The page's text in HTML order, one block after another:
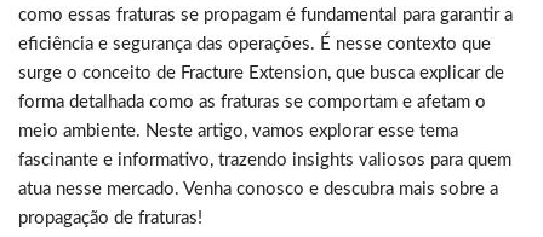
como essas fraturas se propagam é fundamental para garantir a
eficiência e segurança das operações. É nesse contexto que
surge o conceito de Fracture Extension, que busca explicar de
forma detalhada como as fraturas se comportam e afetam o
meio ambiente. Neste artigo, vamos explorar esse tema
fascinante e informativo, trazendo insights valiosos para quem
atua nesse mercado. Venha conosco e descubra mais sobre a
propagação de fraturas!